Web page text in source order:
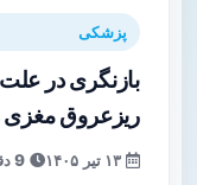
پزشکی
بازنگری در
ریزعروق مغزی